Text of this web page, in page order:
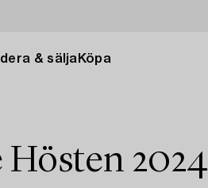
& sälja Köpa
2024